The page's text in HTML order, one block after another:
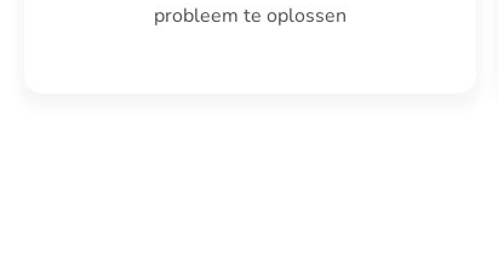
probleem te oplossen